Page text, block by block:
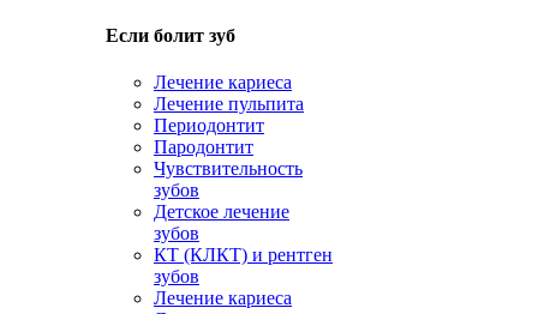
Если болит зуб
Лечение кариеса
Лечение пульпита
Периодонтит
Пародонтит
Чувствительность
зубов
Детское лечение
зубов
КТ (КЛКТ) и рентген
зубов
Лечение кариеса